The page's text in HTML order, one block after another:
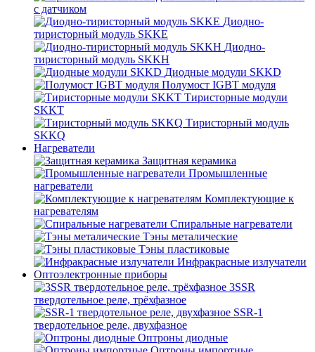
с датчиком
Диодно-
тиристорный модуль SKKE
Диодно-
тиристорный модуль SKKH
Диодные модули SKKD
Полумост IGBT модуля
Тиристорные модули
SKKT
Тиристорный модуль
SKKQ
Нагреватели
Защитная керамика
Промышленные
нагреватели
Комплектующие к
нагревателям
Спиральные нагреватели
Тэны металические
Тэны пластиковые
Инфракрасные излучатели
Оптоэлектронные приборы
3SSR
твердотельное реле, трёхфазное
SSR-1
твердотельное реле, двухфазное
Оптроны диодные